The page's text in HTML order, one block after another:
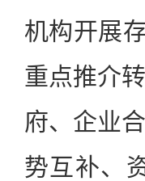
机构开展
重点推介
府、企业
势互补、